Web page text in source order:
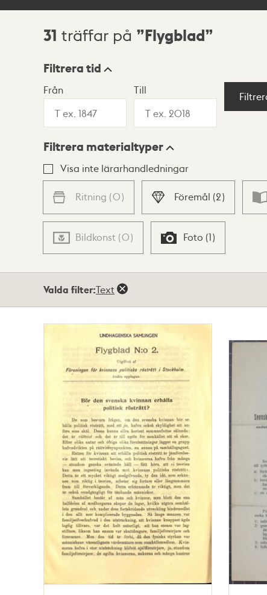
Sökresultat
31 träffar på Flygblad
Visningsläge
Lista Karta
Filtrera tid
Från Till
Filtrera materialtyper
Visa inte lärarhandledningar
Ritning (0) Föremål (2)
Bildkonst (0) Foto (1)
Valda filter:Text